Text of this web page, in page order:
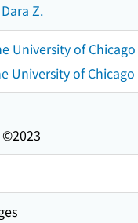
Z.
University of Chicago
University of Chicago
©2023